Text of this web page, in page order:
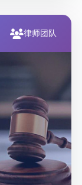
律师团队